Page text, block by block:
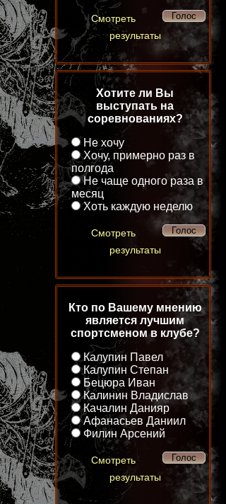
Смотреть
результаты
Хотите ли Вы
выступать на
соревнованиях?
Не хочу
Хочу, примерно раз в
полгода
Не чаще одного раза в
месяц
Хоть каждую неделю
Смотреть
результаты
Кто по Вашему мнению
является лучшим
спортсменом в клубе?
Калупин Павел
Калупин Степан
Бецюра Иван
Калинин Владислав
Качалин Данияр
Афанасьев Даниил
Филин Арсений
Смотреть
результаты